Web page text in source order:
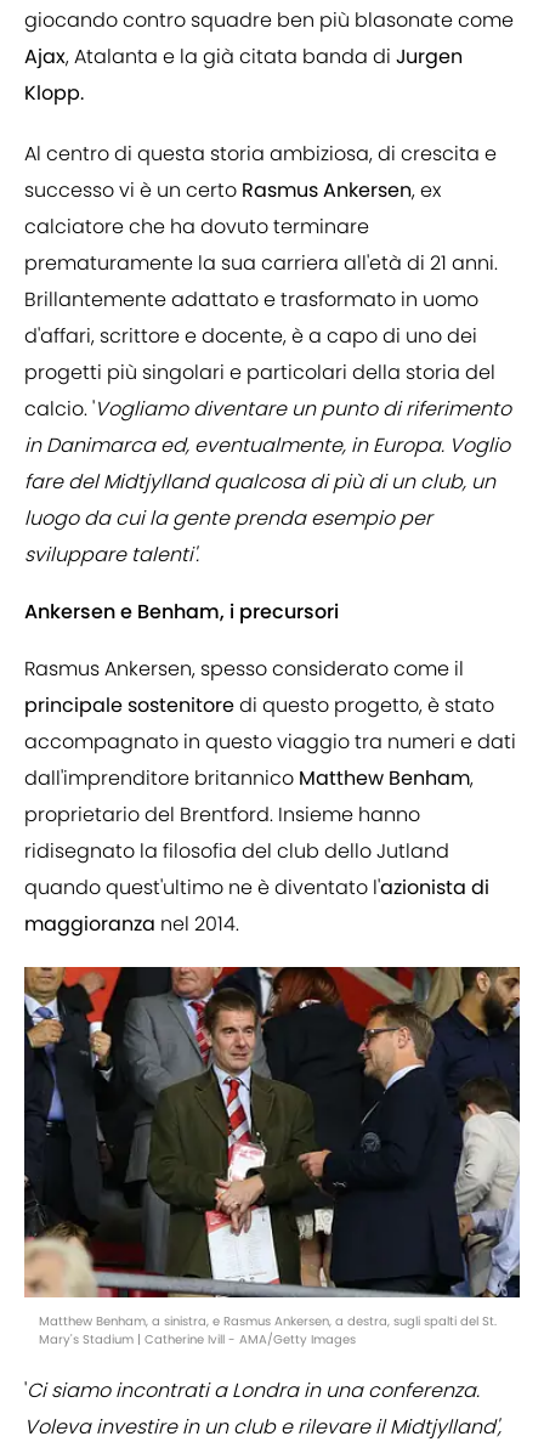
giocando contro squadre ben più blasonate come
Ajax,Atalanta e la già citata banda di Jurgen
Klopp.
Al centro di questa storia ambiziosa, di crescita e
successo vi è un certo Rasmus Ankersen, ex
calciatore che ha dovuto terminare
prematuramente la sua carriera all'età di 21 anni.
Brillantemente adattato e trasformato in uomo
d'affari, scrittore e docente, è a capo di uno dei
progetti più singolari e particolari della storia del
calcio. 'Vogliamo diventare un punto di riferimento
in Danimarca ed, eventualmente, in Europa. Voglio
fare del Midtjylland qualcosa di più di un club, un
luogo da cui la gente prenda esempio per
sviluppare talenti'.
Ankersen e Benham, i precursori
Rasmus Ankersen, spesso considerato come il
principale sostenitoredi questo progetto, è stato
accompagnato in questo viaggio tra numeri e dati
dall'imprenditore britannico Matthew Benham,
proprietario del Brentford. Insieme hanno
ridisegnato la filosofia del club dello Jutland
quando quest'ultimo ne è diventato l'azionista di
maggioranza nel 2014.
Matthew Benham, a sinistra, e Rasmus Ankersen, a destra, sugli spalti del St.
Mary's Stadium | Catherine Ivill - AMA/Getty Images
'Ci siamo incontrati a Londra in una conferenza.
Voleva investire in un club e rilevare il Midtjylland',